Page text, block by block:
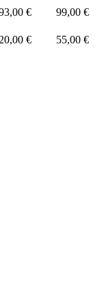
€
99,00 €
€ 55,00 €